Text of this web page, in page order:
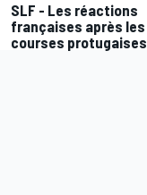
SLF - Les réactions
françaises après les
courses protugaises